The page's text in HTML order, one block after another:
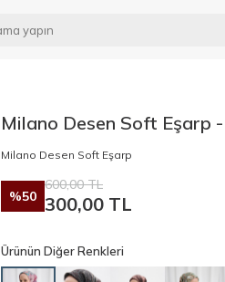
Milano Desen Soft Eşarp
Milano Desen Soft Eşarp
%50
600,00TL
300,00 TL
Ürünün Diğer Renkleri